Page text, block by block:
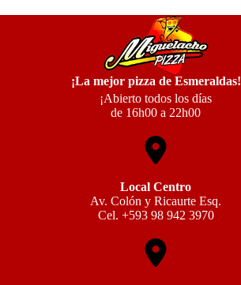
¡La mejor pizza de Esmeraldas!
¡Abierto todos los días
de 16h00 a 22h00
Local Centro
Av. Colón y Ricaurte Esq.
Cel. +593 98 942 3970